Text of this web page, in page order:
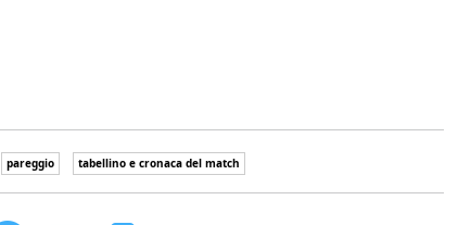
pareggio tabellino e cronaca del match